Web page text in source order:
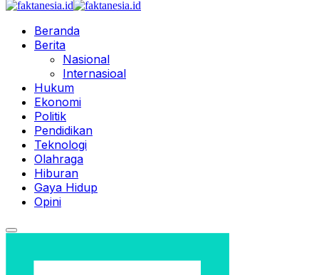
Beranda
Berita
Nasional
Internasioal
Hukum
Ekonomi
Politik
Pendidikan
Teknologi
Olahraga
Hiburan
Gaya Hidup
Opini